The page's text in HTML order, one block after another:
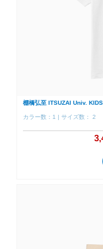
棚橋弘至 ITSUZAI Univ.
カラー数：1 | サイズ数： 2